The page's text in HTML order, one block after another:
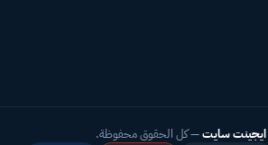
ايجينت سايت— كل الحقوق محفوظة.